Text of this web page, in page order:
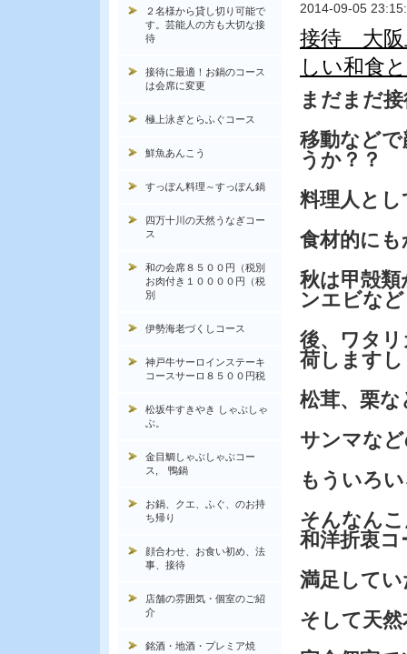
2014-09-05
接待 大阪
しい和食
まだまだ
移動など
うか？？
料理人と
食材的に
秋は甲殻
ンエビな
後、ワタ
荷しますし
松茸、栗
サンマな
もういろ
そんなん
和洋折衷
満足して
そして天
２名様から貸し切り可能で
す。芸能人の方も大切な接
待
接待に最適！お鍋のコース
は会席に変更
極上泳ぎとらふぐコース
鮮魚あんこう
すっぽん料理～すっぽん鍋
四万十川の天然うなぎコー
ス
和の会席８５００円（税別
お肉付き１００００円（税
別
伊勢海老づくしコース
神戸牛サーロインステーキ
コースサーロ８５００円税
松坂牛すきやき しゃぶしゃ
ぶ。
金目鯛しゃぶしゃぶコー
ス, 鴨鍋
お鍋、クエ、ふぐ、のお持
ち帰り
顔合わせ、お食い初め、法
事、接待
店舗の雰囲気・個室のご紹
介
銘酒・地酒・プレミア焼